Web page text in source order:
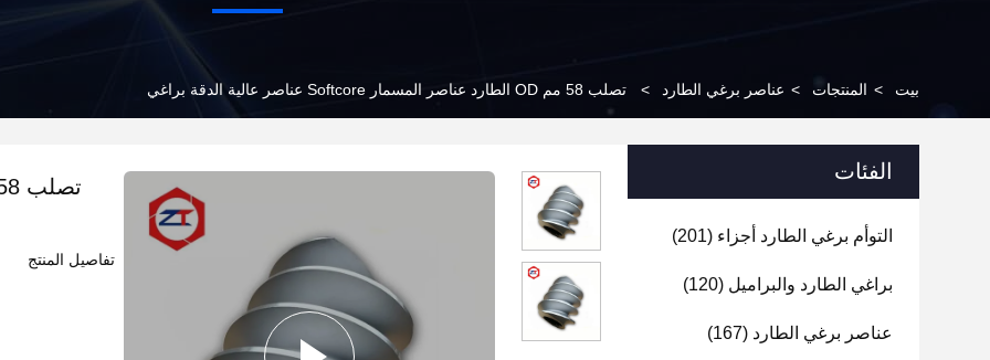
بيت > المنتجات > عناصر برغي الطارد > تصلب 58 مم OD الطارد عناصر المسمار Softcore عناصر عالية الدقة براغي
الفئات
التوأم برغي الطارد أجزاء (201)
براغي الطارد والبراميل (120)
عناصر برغي الطارد (167)
تفاصيل المنتج